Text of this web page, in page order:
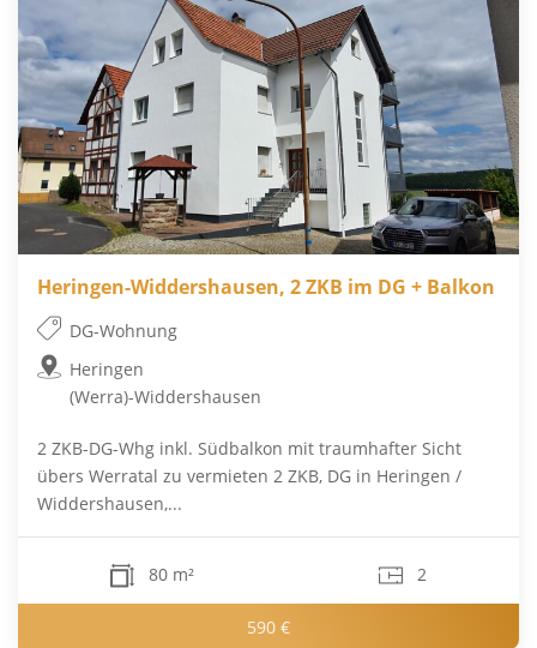
Heringen-Widdershausen, 2 ZKB im DG + Balkon
DG-Wohnung
Heringen
(Werra)-Widdershausen
2 ZKB-DG-Whg inkl. Südbalkon mit traumhafter Sicht
übers Werratal zu vermieten 2 ZKB, DG in Heringen /
Widdershausen,...
80 m² 2
590 €